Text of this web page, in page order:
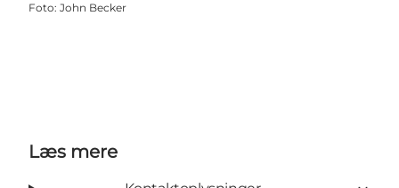
Foto: John Becker
Læs mere